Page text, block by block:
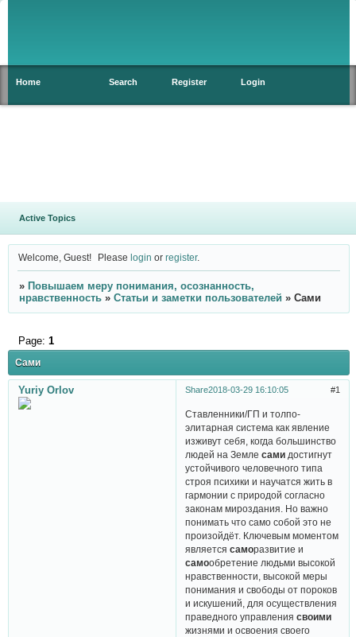
Home Search Register Login
Active Topics
Welcome, Guest! Pleaselogin orregister.
» Повышаем меру понимания, осознанность,
нравственность » Статьи и заметки пользователей » Сами
Сами
Page: 1
Share 1
2018-03-29 16:10:05
Yuriy Orlov
Ставленники/ГП и толпо-
элитарная система как явление
изживут себя, когда большинство
людей на Землесами достигнут
устойчивого человечного типа
строя психики и научатся жить в
гармонии с природой согласно
законам мироздания. Но важно
понимать что само собой это не
произойдёт. Ключевым моментом
являетсясаморазвитие и
самообретение людьми высокой
нравственности, высокой меры
понимания и свободы от пороков
и искушений, для осуществления
праведного управления своими
жизнями и освоения своего